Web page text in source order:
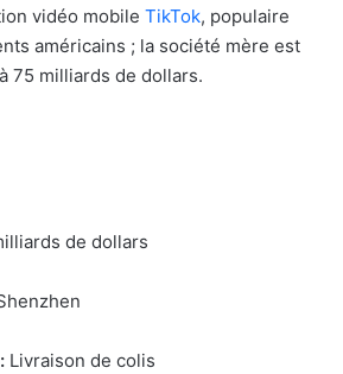
vidéo mobile TikTok, populaire
américains ; la société mère est
75 milliards de dollars.
de dollars
Livraison de colis